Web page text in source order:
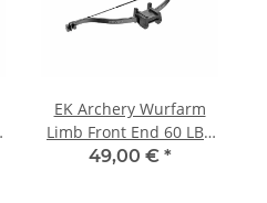
EK Archery Wurfarm
Limb Front End 60 LBS
für Armbrust Revo 7
49,00 € *